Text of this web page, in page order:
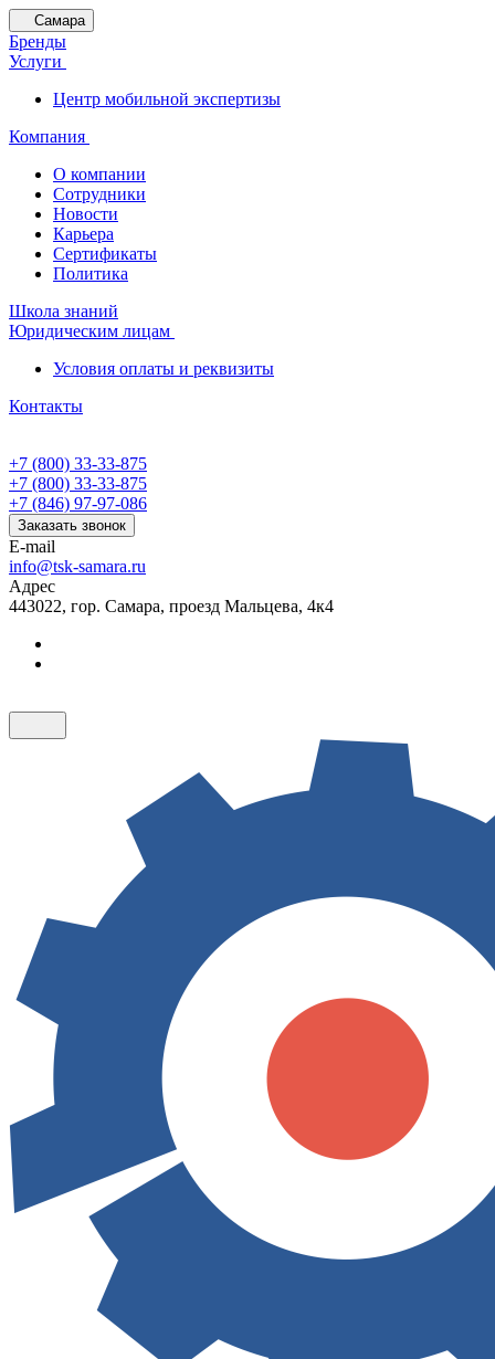
Самара
Бренды
Услуги
Центр мобильной экспертизы
Компания
О компании
Сотрудники
Новости
Карьера
Сертификаты
Политика
Школа знаний
Юридическим лицам
Условия оплаты и реквизиты
Контакты
+7 (800) 33-33-875
+7 (800) 33-33-875
+7 (846) 97-97-086
Заказать звонок
E-mail
info@tsk-samara.ru
Адрес
443022, гор. Самара, проезд Мальцева, 4к4